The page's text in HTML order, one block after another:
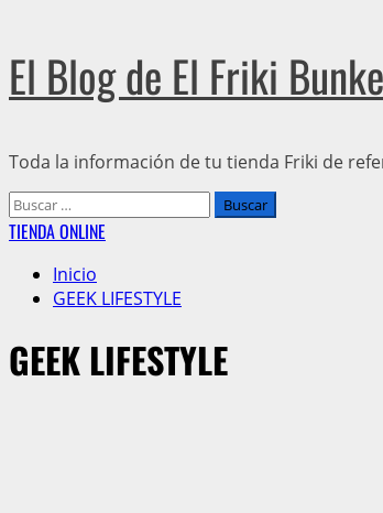
Saltar
al
contenido
El Blog de El Friki
Toda la información de tu tienda Friki de
Menú
principal
Buscar:
TIENDA ONLINE
Inicio
GEEK LIFESTYLE
GEEK LIFESTYLE